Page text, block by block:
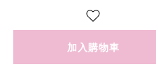
加入購物車